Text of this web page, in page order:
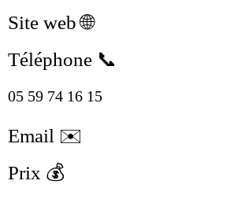
Site web 🌐
Téléphone 📞
05 59 74 16 15
Email ✉️
Prix 💰